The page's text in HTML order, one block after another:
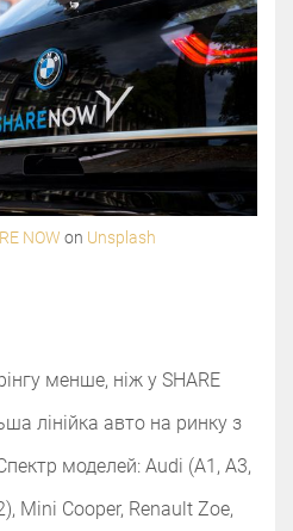
NOW on Unsplash
менше, ніж у SHARE
лінійка авто на ринку з
моделей: Audi (A1, A3,
Mini Cooper, Renault Zoe,